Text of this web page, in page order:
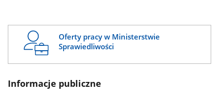
Oferty pracy w Ministerstwie
Sprawiedliwości
Informacje publiczne